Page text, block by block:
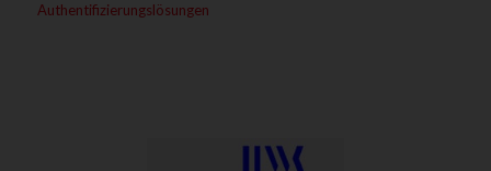
Authentifizierungslösungen